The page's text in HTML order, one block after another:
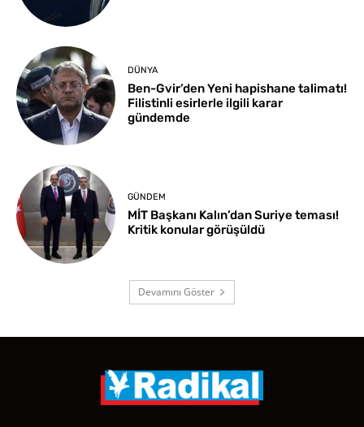
DÜNYA
Ben-Gvir’den Yeni hapishane talimatı!
Filistinli esirlerle ilgili karar
gündemde
GÜNDEM
MİT Başkanı Kalın’dan Suriye teması!
Kritik konular görüşüldü
Devamını Göster